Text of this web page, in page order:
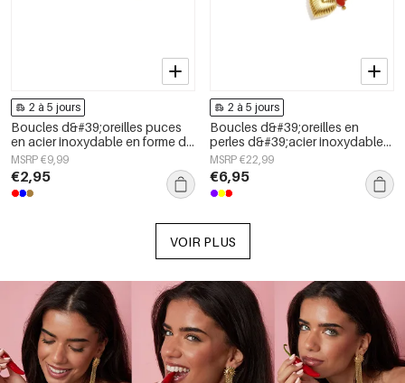
2 à 5 jours
Boucles d&#39;oreilles puces
en acier inoxydable en forme de
cœur, collection Daily Simple,
bijoux pour femmes
MSRP €9,99
€2,95
2 à 5 jours
Boucles d&#39;oreilles en
perles d&#39;acier inoxydable
en forme de cœur, collection
Daily Simple, bijoux pour
femmes
MSRP €22,99
€6,95
VOIR PLUS